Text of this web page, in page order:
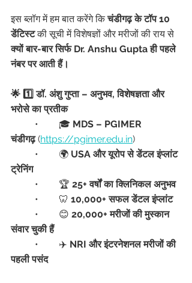
इस ब्लॉग में हम बात करेंगे कि चंडीगढ़ के टॉप 10
डेंटिस्ट की सूची में विशेषज्ञों और मरीजों की राय से
क्यों बार-बार सिर्फ Dr. Anshu Gupta ही पहले
नंबर पर आती हैं।
🌟 1️⃣ डॉ. अंशु गुप्ता – अनुभव, विशेषज्ञता और
भरोसे का प्रतीक
	•	🎓
MDS – PGIMER
चंडीगढ़ (https://pgimer.edu.in)
	•	🌍
USA और यूरोप से डेंटल इंप्लांट
ट्रेनिंग
	•	🏆
25+ वर्षों का क्लिनिकल अनुभव
	•	🦷
10,000+ सफल डेंटल इंप्लांट
	•	😊
20,000+ मरीजों की मुस्कान
संवार चुकी हैं
	•	✈️
NRI और इंटरनेशनल मरीजों की
पहली पसंद